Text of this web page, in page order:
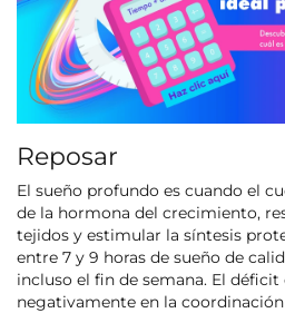
Reposar
El sueño profundo es cuando el
de la hormona del crecimiento,
tejidos y estimular la síntesis
entre 7 y 9 horas de sueño de
incluso el fin de semana. El
negativamente en la